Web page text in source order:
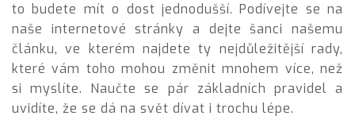
to budete mít o dost jednodušší. Podívejte se na
naše internetové stránky a dejte šanci našemu
článku, ve kterém najdete ty nejdůležitější rady,
které vám toho mohou změnit mnohem více, než
si myslíte. Naučte se pár základních pravidel a
uvidíte, že se dá na svět dívat i trochu lépe.